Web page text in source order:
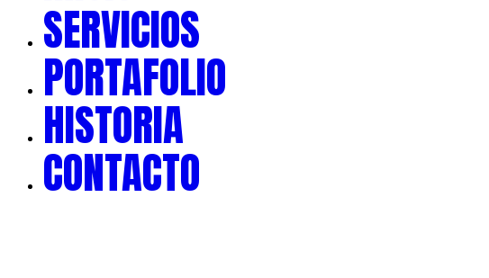
SERVICIOS
PORTAFOLIO
HISTORIA
CONTACTO